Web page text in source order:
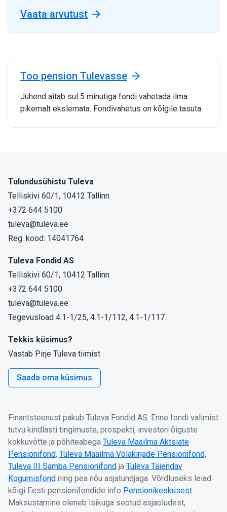
Vaata arvutust
Too pension Tulevasse
Juhend aitab sul 5 minutiga fondi vahetada ilma
pikemalt ekslemata. Fondivahetus on kõigile tasuta.
Tulundusühistu Tuleva
Telliskivi 60/1, 10412 Tallinn
+372 644 5100
tuleva@tuleva.ee
Reg. kood: 14041764
Tuleva Fondid AS
Telliskivi 60/1, 10412 Tallinn
+372 644 5100
tuleva@tuleva.ee
Tegevusload 4.1-1/25, 4.1-1/112, 4.1-1/117
Tekkis küsimus?
Vastab Pirje Tuleva tiimist
Saada oma küsimus
Finantsteenust pakub Tuleva Fondid AS. Enne fondi valimist
tutvu kindlasti tingimuste, prospekti, investori õiguste
kokkuvõtte ja põhiteabega Tuleva Maailma Aktsiate
Pensionifond, Tuleva Maailma Võlakirjade Pensionifond,
Tuleva III Samba Pensionifond ja Tuleva Täiendav
Kogumisfond ning pea nõu asjatundjaga. Võrdluseks leiad
kõigi Eesti pensionifondide info Pensionikeskusest.
Maksustamine oleneb isikuga seotud asjaoludest,